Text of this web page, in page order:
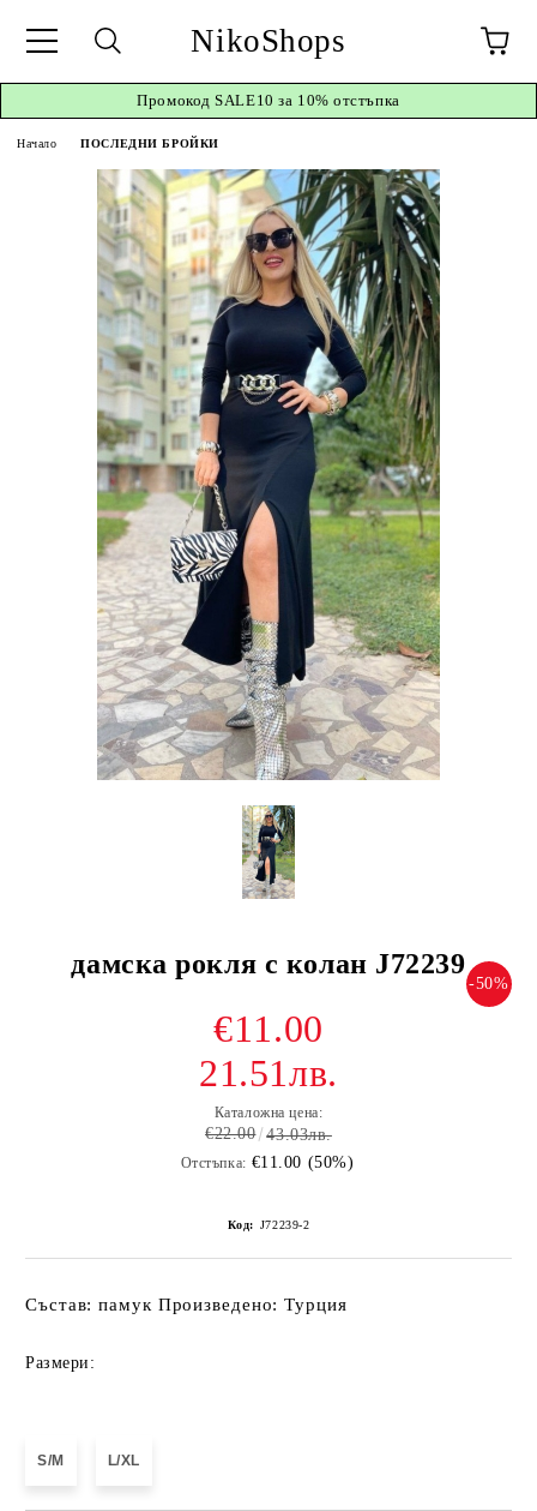
NikoShops
ПромокодSALE10 за 10% отстъпка
Начало ПОСЛЕДНИ БРОЙКИ
дамска рокля с колан J72239
-50%
€11.00
21.51лв.
Каталожна цена:
€22.00 43.03лв.
Отстъпка: €11.00 (50%)
Код: J72239-2
Състав: памук Произведено: Турция
Размери:
S/M L/XL